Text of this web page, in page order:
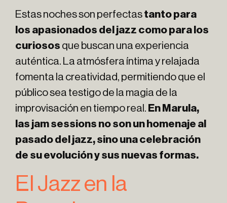
Estas noches son perfectastanto para
los apasionados del jazz como para los
curiosos que buscan una experiencia
auténtica. La atmósfera íntima y relajada
fomenta la creatividad, permitiendo que el
público sea testigo de la magia de la
improvisación en tiempo real. En Marula,
las jam sessions no son un homenaje al
pasado del jazz, sino una celebración
de su evolución y sus nuevas formas.
El Jazz en la